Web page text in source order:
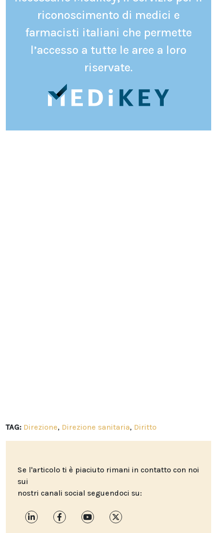
riconoscimento di medici e
farmacisti italiani che permette
l’accesso a tutte le aree a loro
riservate.
TAG: Direzione, Direzione sanitaria, Diritto
Se l'articolo ti è piaciuto rimani in contatto con noi
sui
nostri canali social seguendoci su: